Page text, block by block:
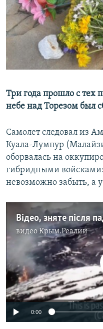
ПОБЕДИТЕЛЕЙ НЕ СУДЯТ?
КРЫМ.НЕПОКОРЕННЫЙ
УКРАИНСКАЯ ПРОБЛЕМА
ПРИСОЕДИНЯЙТЕСЬ!
Три года прошло с тех
небе над Торезом был
Самолет следовал из
Куала-Лумпур
оборвалась на
гибридными
невозможно забыть, а
видеоКрым.Реалии
No media
0:00